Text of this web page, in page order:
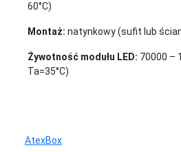
60°C)
Montaż: natynkowy (sufit lub
Żywotność modułu LED: 70000 –
Ta=35°C)
AtexBox